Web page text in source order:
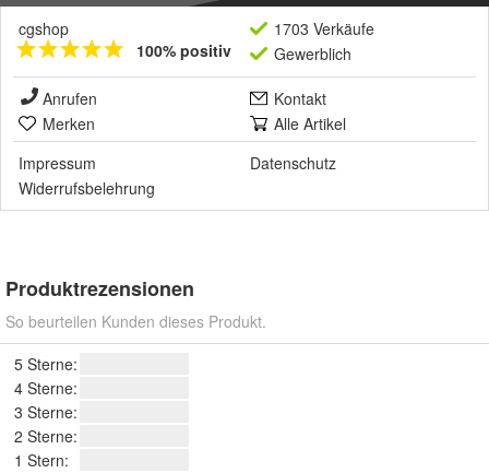
cgshop
100% positiv
1703 Verkäufe
Gewerblich
Anrufen
Kontakt
Merken
Alle Artikel
Impressum
Datenschutz
Widerrufsbelehrung
Produktrezensionen
So beurteilen Kunden dieses Produkt.
5 Sterne:
4 Sterne:
3 Sterne:
2 Sterne:
1 Stern: